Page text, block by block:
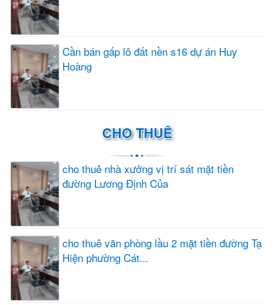
Cần bán gấp lô đất nền s16 dự án Huy
Hoàng
CHO THUÊ
cho thuê nhà xưởng vị trí sát mặt tiền
đường Lương Định Của
cho thuê văn phòng lầu 2 mặt tiền đường Tạ
Hiện phường Cát...